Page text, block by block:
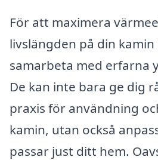
För att maximera
livslängden på din
samarbeta med erfarna
De kan inte bara ge dig
praxis för användning
kamin, utan också
passar just ditt hem.